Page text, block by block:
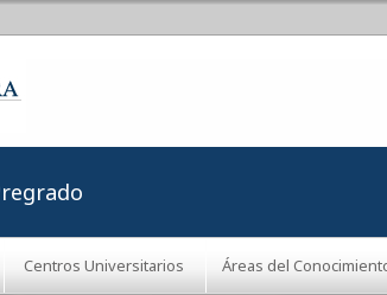
Centros Universitarios Áreas del